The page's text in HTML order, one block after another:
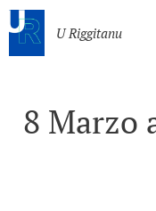
U Riggitanu
8 Marzo